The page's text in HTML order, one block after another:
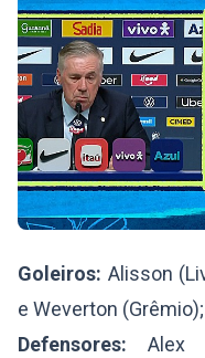
Goleiros: Alisson
e Weverton (Grêmio);
Defensores: Alex